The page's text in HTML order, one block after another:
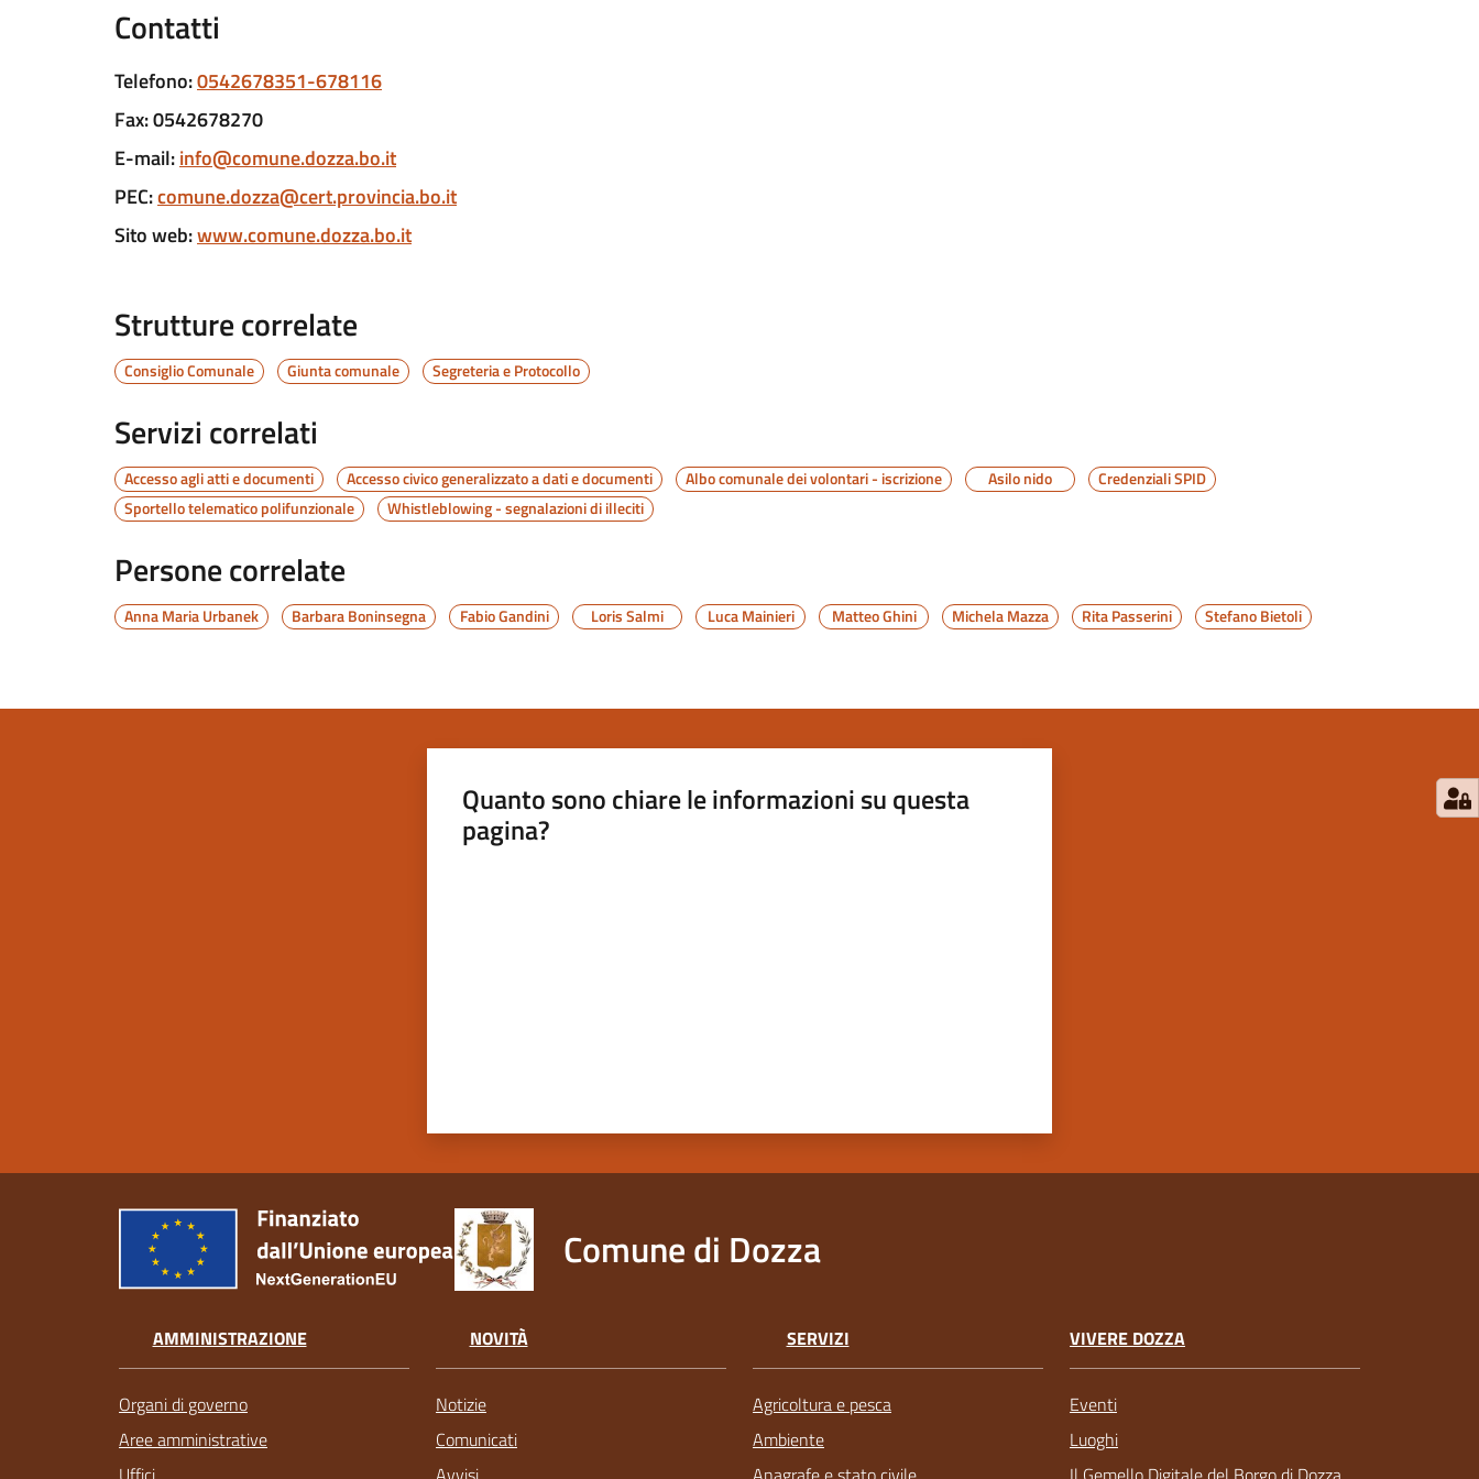
Contatti
Telefono:0542678351-678116
Fax:0542678270
E-mail:info@comune.dozza.bo.it
PEC:comune.dozza@cert.provincia.bo.it
Sito web:www.comune.dozza.bo.it
Strutture correlate
Consiglio Comunale Giunta comunale Segreteria e Protocollo
Servizi correlati
Accesso agli atti e documenti Accesso civico generalizzato a dati e documenti Albo comunale dei volontari - iscrizione Asilo nido
Credenziali SPID
Sportello telematico polifunzionale
Whistleblowing - segnalazioni di illeciti
Persone correlate
Anna Maria Urbanek Barbara Boninsegna Fabio Gandini Loris Salmi Luca Mainieri Matteo Ghini Michela Mazza Rita Passerini Stefano Bietoli
Quanto sono chiare le informazioni su questa
pagina?
Comune di Dozza
AMMINISTRAZIONE
Organi di governo
Aree amministrative
NOVITÀ
Notizie
Comunicati
SERVIZI
Agricoltura e pesca
Ambiente
VIVERE DOZZA
Eventi
Luoghi